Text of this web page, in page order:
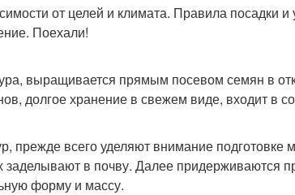
от целей и климата. Правила посадки
Поехали!
выращивается прямым посевом семян в
долгое хранение в свежем виде, входит в
прежде всего уделяют внимание подготовке
в почву. Далее придерживаются
форму и массу.